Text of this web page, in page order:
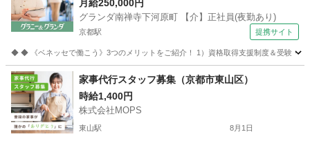
【介】正社員(夜勤あり) 老人介護施設スタッフ
月給250,000円
グランダ南禅寺下河原町 【介】正社員(夜勤あり)
京都駅 提携サイト
◆ ◆ 《ベネッセで働こう》3つのメリットをご紹介！ 1）資格取得支援制度＆受験・
京都 京都市 京都駅 介護
家事代行スタッフ募集（京都市東山区）
時給1,400円
株式会社MOPS
東山駅 8月1日